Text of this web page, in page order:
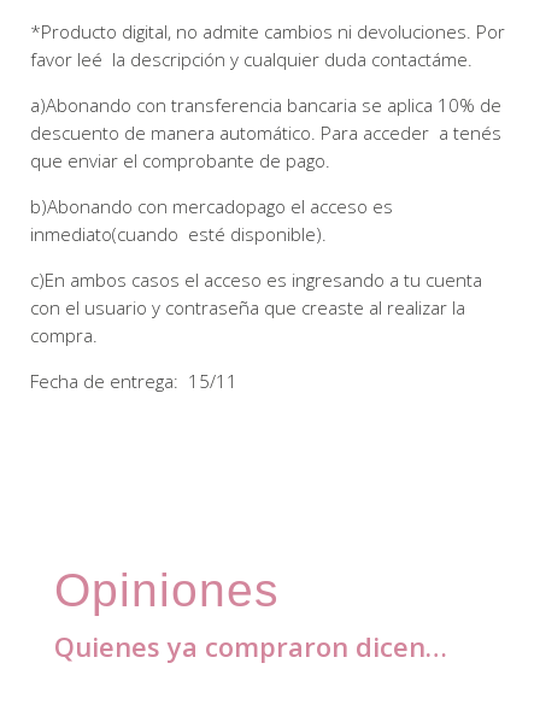
*Producto digital, no admite cambios ni devoluciones. Por
favor leé la descripción y cualquier duda contactáme.
a)Abonando con transferencia bancaria se aplica 10% de
descuento de manera automático. Para acceder a tenés
que enviar el comprobante de pago.
b)Abonando con mercadopago el acceso es
inmediato(cuando esté disponible).
c)En ambos casos el acceso es ingresando a tu cuenta
con el usuario y contraseña que creaste al realizar la
compra.
Fecha de entrega: 15/11
Opiniones
Quienes ya compraron dicen…